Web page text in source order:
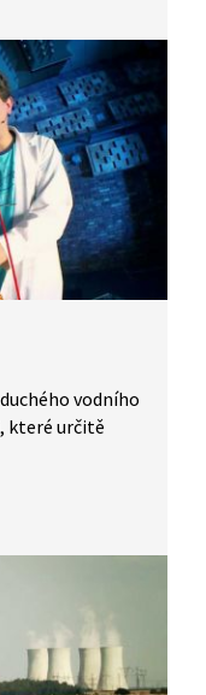
další
vodního
které určitě